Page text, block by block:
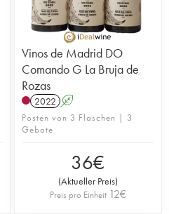
Vinos de Madrid DO
Comando G La Bruja de
Rozas
2022 A
Posten von 3 Flaschen | 3
Gebote
36€
(Aktueller Preis)
Preis pro Einheit 12€